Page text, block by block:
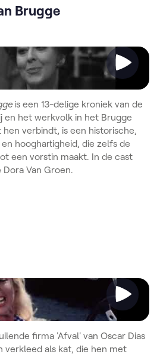
Brugge
is een 13-delige kroniek van de
en het werkvolk in het Brugge
verbindt, is een historische,
hooghartigheid, die zelfs de
een vorstin maakt. In de cast
Van Groen.
firma 'Afval' van Oscar Dias
verkleed als kat, die hen met